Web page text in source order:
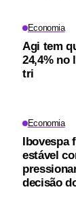
Economia
Agi tem
24,4% no
tri
Economia
Ibovespa
estável
decisão